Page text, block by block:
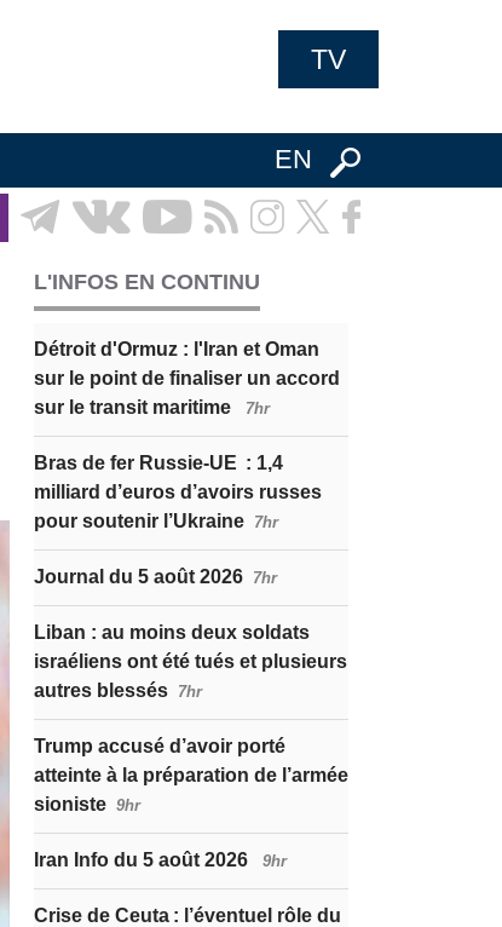
TV
EN
L'INFOS EN CONTINU
Détroit d'Ormuz : l'Iran et Oman
sur le point de finaliser un accord
sur le transit maritime
7hr
Bras de fer Russie-UE : 1,4
milliard d’euros d’avoirs russes
pour soutenir l’Ukraine 7hr
Journal du 5 août 2026 7hr
Liban : au moins deux soldats
israéliens ont été tués et plusieurs
autres blessés 7hr
Trump accusé d’avoir porté
atteinte à la préparation de l’armée
sioniste 9hr
Iran Info du 5 août 2026 9hr
Crise de Ceuta : l’éventuel rôle du